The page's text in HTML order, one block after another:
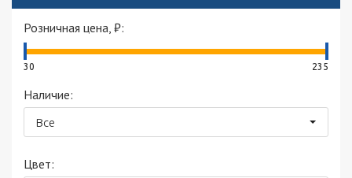
Розничная цена, ₽:
30 235
Наличие:
Все
Цвет: